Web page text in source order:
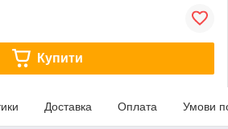
Купити
Доставка Оплата Умови